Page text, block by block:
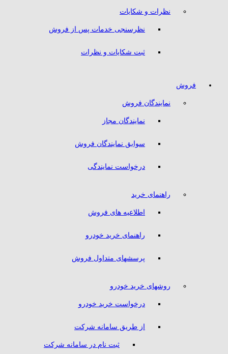
نظرات و شکایات
نظرسنجی خدمات پس از فروش
ثبت شکایات و نظرات
فروش
نمایندگان فروش
نمایندگان مجاز
سوابق نمایندگان فروش
درخواست نمایندگی
راهنمای خرید
اطلاعیه های فروش
راهنمای خرید خودرو
پرسشهای متداول فروش
روشهای خرید خودرو
درخواست خرید خودرو
از طریق سامانه شرکت
ثبت نام در سامانه شرکت